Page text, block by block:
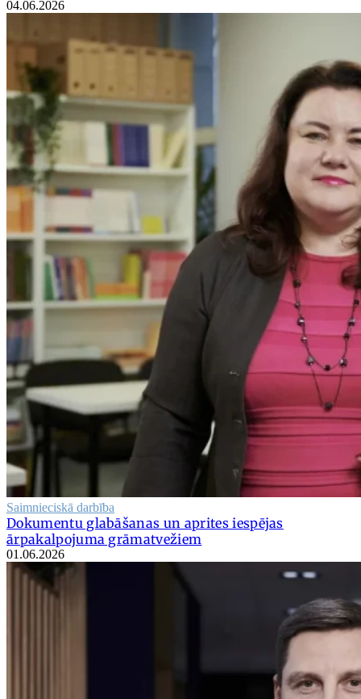
04.06.2026
Saimnieciskā darbība
Dokumentu glabāšanas un aprites iespējas
ārpakalpojuma grāmatvežiem
01.06.2026